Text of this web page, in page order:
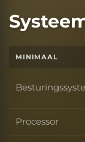
MINIMAAL
Processor